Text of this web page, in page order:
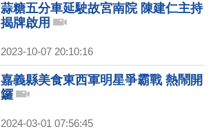
蒜糖五分車延駛故宮南院 陳建仁主持
揭牌啟用
2023-10-07 20:10:16
嘉義縣美食東西軍明星爭霸戰 熱鬧開
鑼
2024-03-01 07:56:45